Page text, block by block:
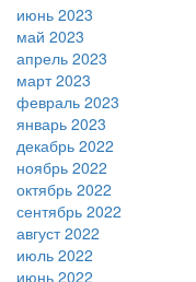
июнь 2023
май 2023
апрель 2023
март 2023
февраль 2023
январь 2023
декабрь 2022
ноябрь 2022
октябрь 2022
сентябрь 2022
август 2022
июль 2022
июнь 2022